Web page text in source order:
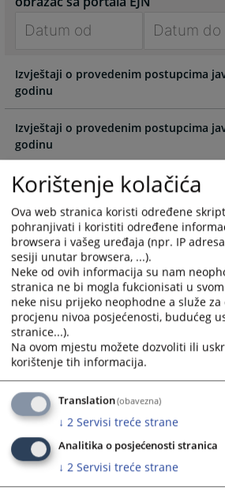
forward
to
interact
with
the
calendar
and
select
a
date.
Press
the
question
mark
key
to
get
the
shortcuts
for
changing
dates.
forward
interact
with
calendar
and
select
a
date.
Press
the
question
mark
key
get
the
shortcuts
for
changing
Izvještaji o provedenim postupcima
godinu
Izvještaji o provedenim postupcima
godinu
Izvještaji o provedenim postupcima
30.01.2023.
Izvještaji o provedenim postupcima
godinu
15.11.2022.
Izvještaji o provedenim postupcima
godinu
01.12.2021.
Izvještaji o provedenim postupcima
godinu
Korištenje kolačića
Ova web stranica koristi određene
pohranjivati i koristiti određene
browsera i vašeg uređaja (npr. IP
sesiji unutar browsera, ...).
Neke od ovih informacija su nam
stranica ne bi mogla fukcionisati u
neke nisu prijeko neophodne a služe
procjenu nivoa posjećenosti, budućeg
stranice...).
Na ovom mjestu možete dozvoliti ili
korištenje tih informacija.
Translation(obavezna)
↓ 2 Servisi treće strane
Analitika o posjećenosti stranica
↓ 2 Servisi treće strane